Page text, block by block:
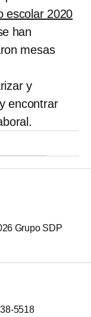
escolar 2020
han
mesas
y
encontrar
Grupo SDP
5518